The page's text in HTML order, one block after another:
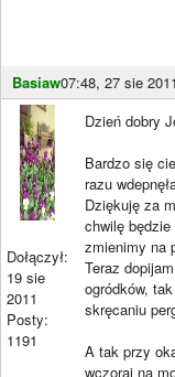
Basiaw07:48, 27 sie 2011
Dołączył:
19 sie
2011
Posty:
1191
Dzień dobry
Bardzo się
razu
Dziękuję za
chwilę będzie
zmienimy na
Teraz
ogródków,
skręcaniu
A tak przy
wczoraj na